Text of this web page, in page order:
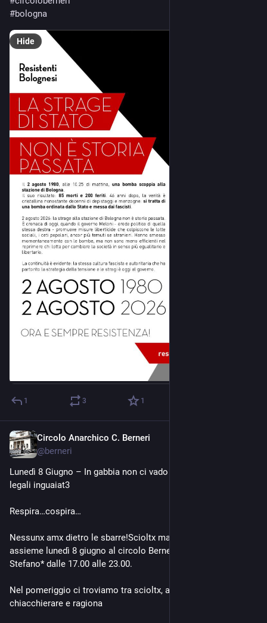
#bologna
Hide
1 3 1
Circolo Anarchico C. Berneri
@berneri
Lunedì 8 Giugno – In gabbia non ci vado – cena benefit spese
legali inguaiat3
Respira…cospira…
Nessunx amx dietro le sbarre!Scioltx ma unitx! Raccogliamoci
assieme lunedì 8 giugno al circolo Berneri in Porta Santo
Stefano* dalle 17.00 alle 23.00.
Nel pomeriggio ci troviamo tra scioltx, amx, pupx per
chiacchierare e ragiona